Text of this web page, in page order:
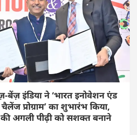
बेंज़ इंडिया ने ‘भारत इनोवेशन एंड
प्रोग्राम’ का शुभारंभ किया,
की अगली पीढ़ी को सशक्त बनाने